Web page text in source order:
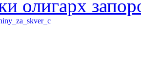
олигарх